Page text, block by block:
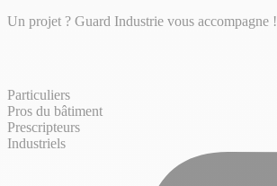
Un projet ? Guard Industrie vous accompagne !
Particuliers
Pros du bâtiment
Prescripteurs
Industriels